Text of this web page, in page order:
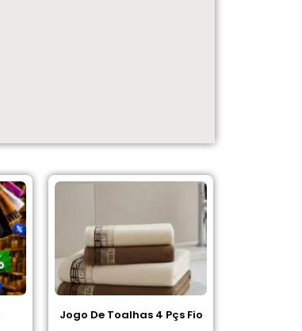
Jogo De Toalhas 4 Pçs Fio